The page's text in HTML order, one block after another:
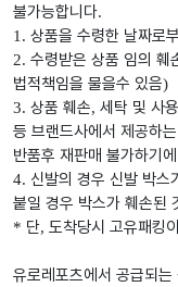
불가능합니다.
1. 상품을 수령한 날짜로
2. 수령받은 상품 임의 훼
법적책임을 물을수 있음)
3. 상품 훼손, 세탁 및 사
등 브랜드사에서 제공하
반품후 재판매 불가하기
4. 신발의 경우 신발 박스
붙일 경우 박스가 훼손된
* 단, 도착당시 고유패킹
유로레포츠에서 공급되